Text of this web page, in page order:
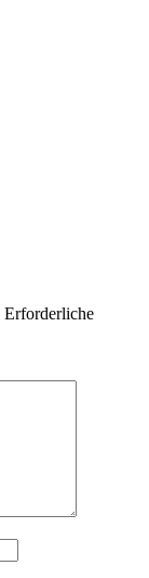
Erforderliche